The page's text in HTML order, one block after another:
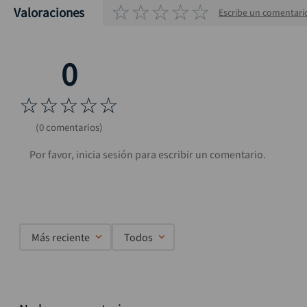
Valoraciones ☆☆☆☆☆ Escribe un
☆☆☆☆☆
(0 comentarios)
Más reciente Todos